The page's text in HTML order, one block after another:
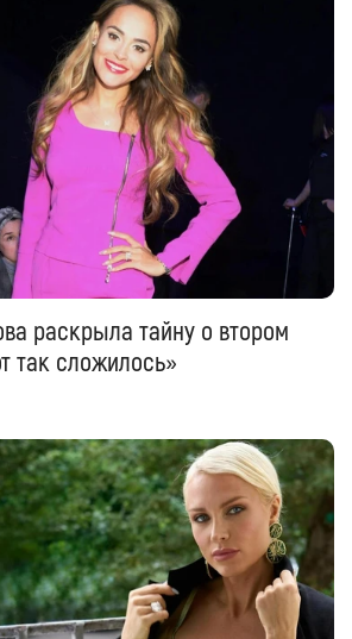
раскрыла тайну о втором
так сложилось»